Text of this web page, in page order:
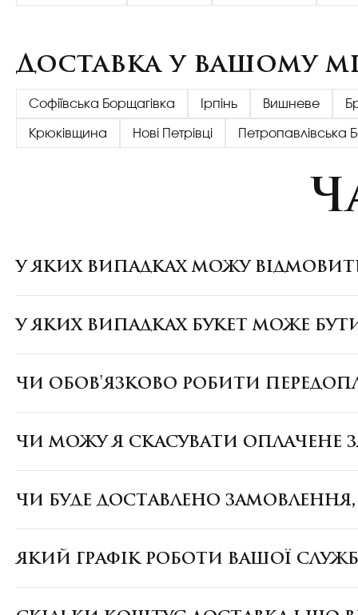
Доставка у вашому
Софіївська Борщагівка Ірпінь Вишневе
Крюківщина Нові Петрівці Петропавлівська
У ЯКИХ ВИПАДКАХ МОЖУ
У ЯКИХ ВИПАДКАХ БУКЕТ МОЖЕ
ЧИ ОБОВ'ЯЗКОВО РОБИТИ
ЧИ МОЖУ Я СКАСУВАТИ ОПЛАЧЕНЕ
ЧИ БУДЕ ДОСТАВЛЕНО
ЯКИЙ ГРАФІК РОБОТИ ВАШОЇ